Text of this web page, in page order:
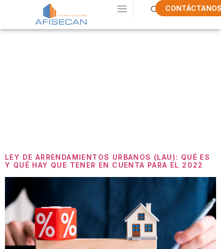
LEY DE ARRENDAMIENTOS URBANOS (LAU): QUÉ ES
Y QUÉ HAY QUE TENER EN CUENTA PARA EL 2022